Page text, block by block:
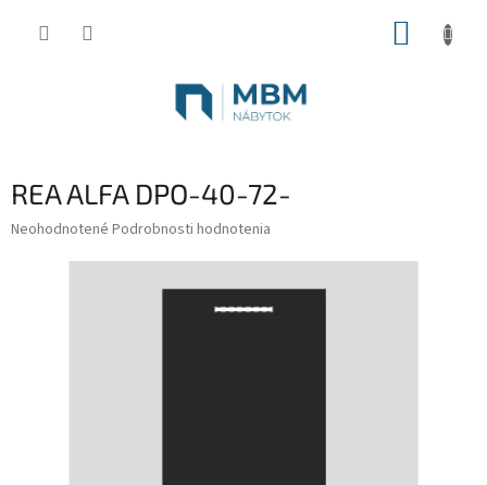
REA ALFA DPO-40-72-
Priemerné
Neohodnotené Podrobnosti hodnotenia